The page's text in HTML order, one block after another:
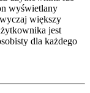
wyświetlany
większy
jest
dla każdego